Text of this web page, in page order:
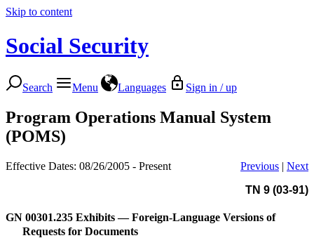
Skip to content
Social Security
Search Menu Languages Sign in / up
Program Operations Manual System
(POMS)
Effective Dates: 08/26/2005 - Present Previous | Next
TN 9 (03-91)
GN 00301.235 Exhibits — Foreign-Language Versions of
Requests for Documents